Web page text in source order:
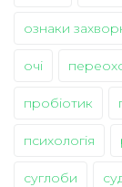
ознаки
очі
пробіотик
психологія
суглоби